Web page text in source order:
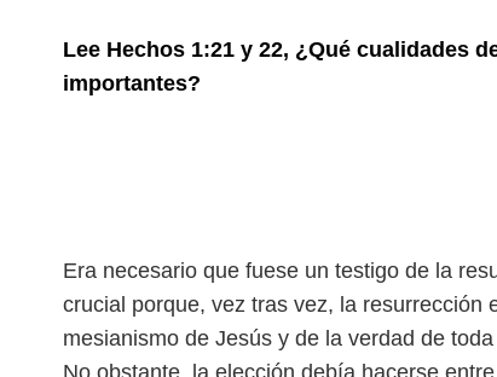
Lee Hechos 1:21 y 22, ¿Qué cualidades
importantes?
Era necesario que fuese un testigo de la
crucial porque, vez tras vez, la resurrección
mesianismo de Jesús y de la verdad de
No obstante, la elección debía hacerse